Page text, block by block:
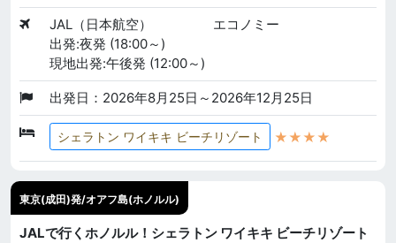
JAL（日本航空）
エコノミー
出発:夜発 (18:00～)
現地出発:午後発 (12:00～)
出発日：2026年8月25日～2026年12月25日
シェラトン ワイキキ ビーチリゾート ★★★★
東京(成田)発/オアフ島(ホノルル)
JALで行くホノルル！シェラトン ワイキキ ビーチリゾート